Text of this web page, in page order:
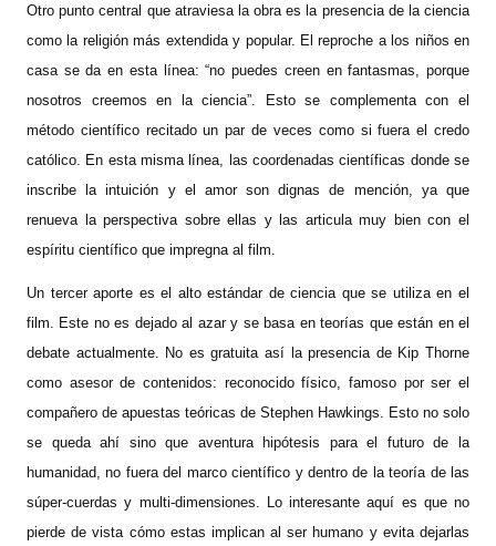
Otro punto central que atraviesa la obra es la presencia de la ciencia
como la religión más extendida y popular. El reproche a los niños en
casa se da en esta línea: “no puedes creen en fantasmas, porque
nosotros creemos en la ciencia”. Esto se complementa con el
método científico recitado un par de veces como si fuera el credo
católico. En esta misma línea, las coordenadas científicas donde se
inscribe la intuición y el amor son dignas de mención, ya que
renueva la perspectiva sobre ellas y las articula muy bien con el
espíritu científico que impregna al film.
Un tercer aporte es el alto estándar de ciencia que se utiliza en el
film. Este no es dejado al azar y se basa en teorías que están en el
debate actualmente. No es gratuita así la presencia de Kip Thorne
como asesor de contenidos: reconocido físico, famoso por ser el
compañero de apuestas teóricas de Stephen Hawkings. Esto no solo
se queda ahí sino que aventura hipótesis para el futuro de la
humanidad, no fuera del marco científico y dentro de la teoría de las
súper-cuerdas y multi-dimensiones. Lo interesante aquí es que no
pierde de vista cómo estas implican al ser humano y evita dejarlas